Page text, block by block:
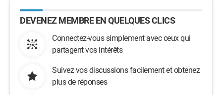
DEVENEZ MEMBRE EN QUELQUES CLICS
Connectez-vous simplement avec ceux qui
partagent vos intérêts
Suivez vos discussions facilement et obtenez
plus de réponses